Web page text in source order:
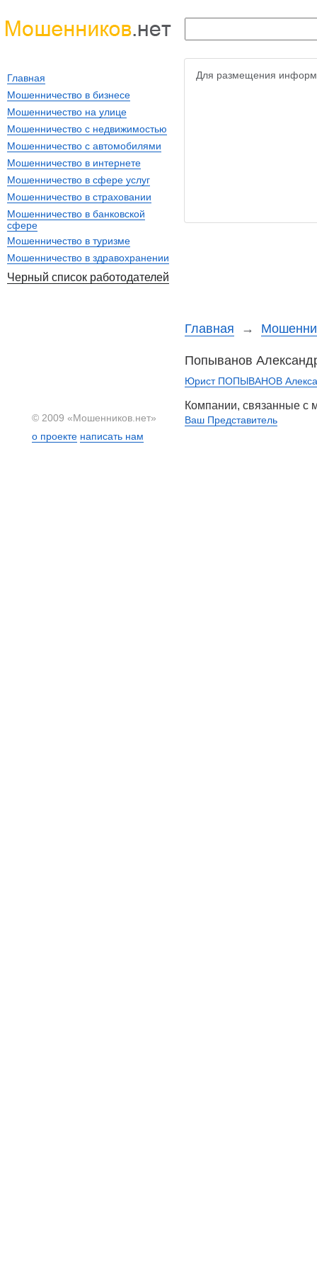
Для размещения
Главная →
Попыванов
Юрист ПОПЫВАНОВ
Компании, связанные с
Ваш Представитель
Главная
Мошенничество в бизнесе
Мошенничество на улице
Мошенничество с недвижимостью
Мошенничество с автомобилями
Мошенничество в интернете
Мошенничество в сфере услуг
Мошенничество в страховании
Мошенничество в банковской
сфере
Мошенничество в туризме
Мошенничество в здравохранении
Черный список работодателей
© 2009 «Мошенников.нет»
о проекте написать нам